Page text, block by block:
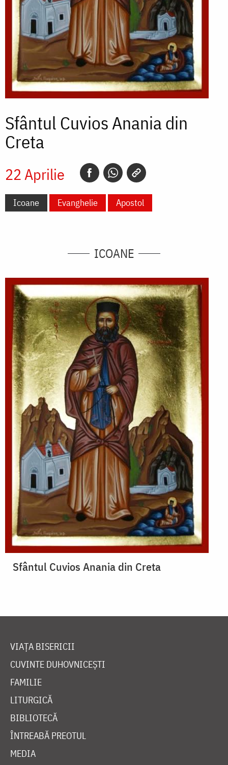
Sfântul Cuvios Anania din
Creta
22 Aprilie
Icoane Evanghelie Apostol
ICOANE
Sfântul Cuvios Anania din Creta
VIAȚA BISERICII
CUVINTE DUHOVNICEȘTI
FAMILIE
LITURGICĂ
BIBLIOTECĂ
ÎNTREABĂ PREOTUL
MEDIA